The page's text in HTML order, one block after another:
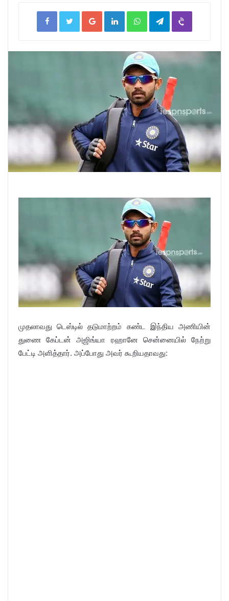
FacebookTwitterGoogle+LinkedInWhatsAppTelegramViber
முதலாவது டெஸ்டில் தடுமாற்றம் கண்ட இந்திய அணியின்
துணை கேப்டன் அஜிங்யா ரஹானே சென்னையில் நேற்று
பேட்டி அளித்தார். அப்போது அவர் கூறியதாவது: